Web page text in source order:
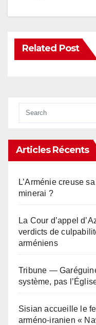
Related Post
Articles Récents
L’Arménie creuse
minerai ?
La Cour d’appel
verdicts de
arméniens
Tribune —
système, pas
Sisian accueille le
arméno-iranien «